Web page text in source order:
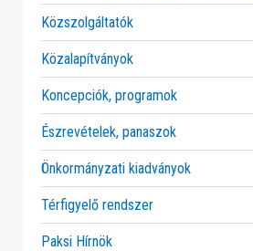
Közszolgáltatók
Közalapítványok
Koncepciók, programok
Észrevételek, panaszok
Önkormányzati kiadványok
Térfigyelő rendszer
Paksi Hírnök